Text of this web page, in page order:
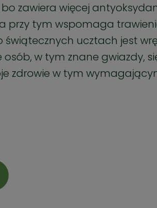
zawiera więcej
przy tym wspomaga
ucztach jest
w tym znane gwiazdy,
zdrowie w tym